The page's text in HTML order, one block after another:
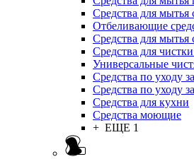
Средства для мытья
Отбеливающие
Средства для мытья
Средства для
Универсальные
Средства по уходу
Средства по уходу
Средства для кухни
Средства моющие
+ ЕЩЕ 1